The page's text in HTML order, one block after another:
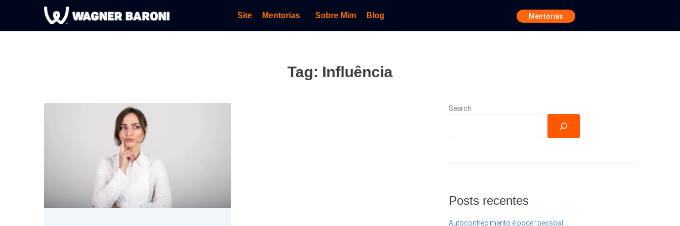
Site Mentorias Sobre Mim Blog Mentorias
Tag: Influência
Search
Posts recentes
Autoconhecimento é poder pessoal